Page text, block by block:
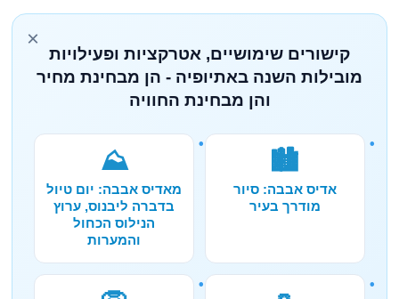
×
קישורים שימושיים, אטרקציות ופעילויות
מובילות השנה באתיופיה - הן מבחינת מחיר
והן מבחינת החוויה
🏙️
אדיס אבבה: סיור
מודרך בעיר
⛰️
מאדיס אבבה: יום טיול
בדברה ליבנוס, ערוץ
הנילוס הכחול
והמערות